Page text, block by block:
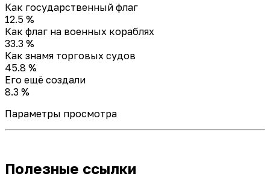
Как государственный флаг
12.5 %
Как флаг на военных кораблях
33.3 %
Как знамя торговых судов
45.8 %
Его ещё создали
8.3 %
Параметры просмотра
Полезные ссылки